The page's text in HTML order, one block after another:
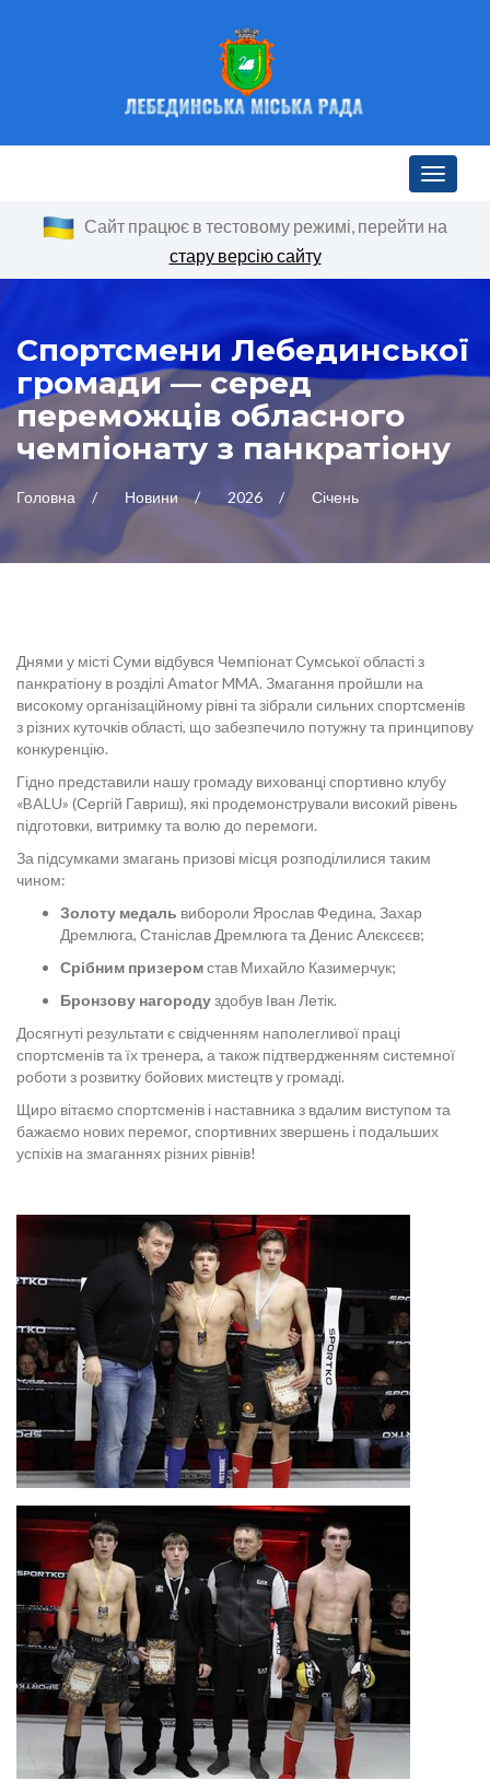
Toggle
Сайт працює в тестовому режимі, перейти на
стару версію сайту
Спортсмени Лебединської
громади — серед
переможців обласного
чемпіонату з панкратіону
Головна Новини 2026 Січень
Днями у місті Суми відбувся Чемпіонат Сумської області з
панкратіону в розділі Amator MMA. Змагання пройшли на
високому організаційному рівні та зібрали сильних спортсменів
з різних куточків області, що забезпечило потужну та принципову
конкуренцію.
Гідно представили нашу громаду вихованці спортивно клубу
«BALU» (Сергій Гавриш), які продемонстрували високий рівень
підготовки, витримку та волю до перемоги.
За підсумками змагань призові місця розподілилися таким
чином:
Золоту медаль вибороли Ярослав Федина, Захар
Дремлюга, Станіслав Дремлюга та Денис Алєксєєв;
Срібним призеромстав Михайло Казимерчук;
Бронзову нагородуздобув Іван Летік.
Досягнуті результати є свідченням наполегливої праці
спортсменів та їх тренера, а також підтвердженням системної
роботи з розвитку бойових мистецтв у громаді.
Щиро вітаємо спортсменів і наставника з вдалим виступом та
бажаємо нових перемог, спортивних звершень і подальших
успіхів на змаганнях різних рівнів!